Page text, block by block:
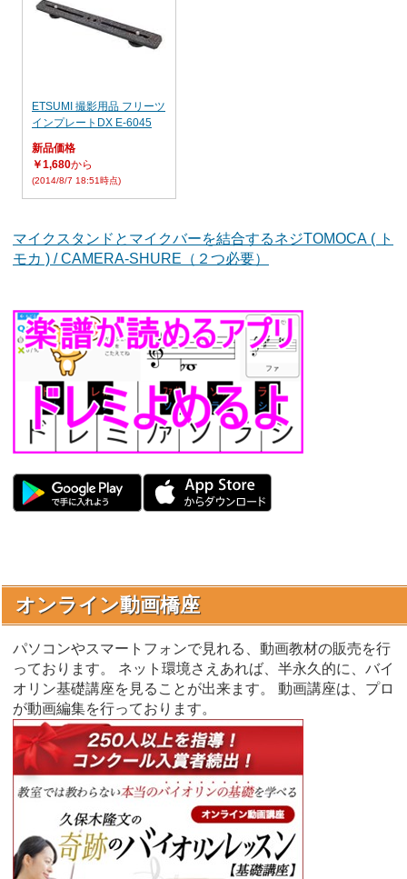
ETSUMI 撮影用品 フリーツ
インプレートDX E-6045
新品価格
￥1,680から
(2014/8/7 18:51時点)
マイクスタンドとマイクバーを結合するネジTOMOCA ( ト
モカ ) / CAMERA-SHURE（２つ必要）
オンライン動画橋座
パソコンやスマートフォンで見れる、動画教材の販売を行
っております。 ネット環境さえあれば、半永久的に、バイ
オリン基礎講座を見ることが出来ます。 動画講座は、プロ
が動画編集を行っております。